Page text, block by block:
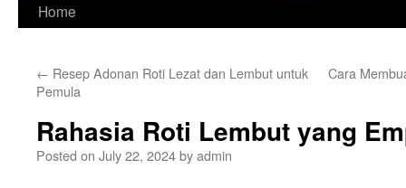
Home
← Resep Adonan Roti Lezat dan Lembut untuk
Pemula
Cara
Rahasia Roti Lembut yang
Posted on July 22, 2024byadmin